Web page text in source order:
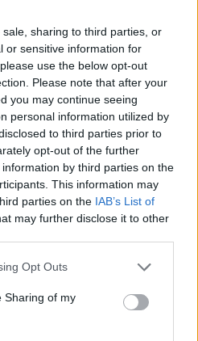
sharing to third parties, or
or sensitive information for
use the below opt-out
Please note that after your
you may continue seeing
personal information utilized by
to third parties prior to
opt-out of the further
by third parties on the
This information may
parties on the IAB’s List of
may further disclose it to other
Opt Outs
Sharing of my
ΚΟΣΜΟΣ